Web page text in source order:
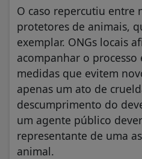
O caso repercutiu entre
protetores de animais,
exemplar. ONGs locais
acompanhar o
medidas que evitem
apenas um ato de
descumprimento do
um agente público
representante de uma
animal.